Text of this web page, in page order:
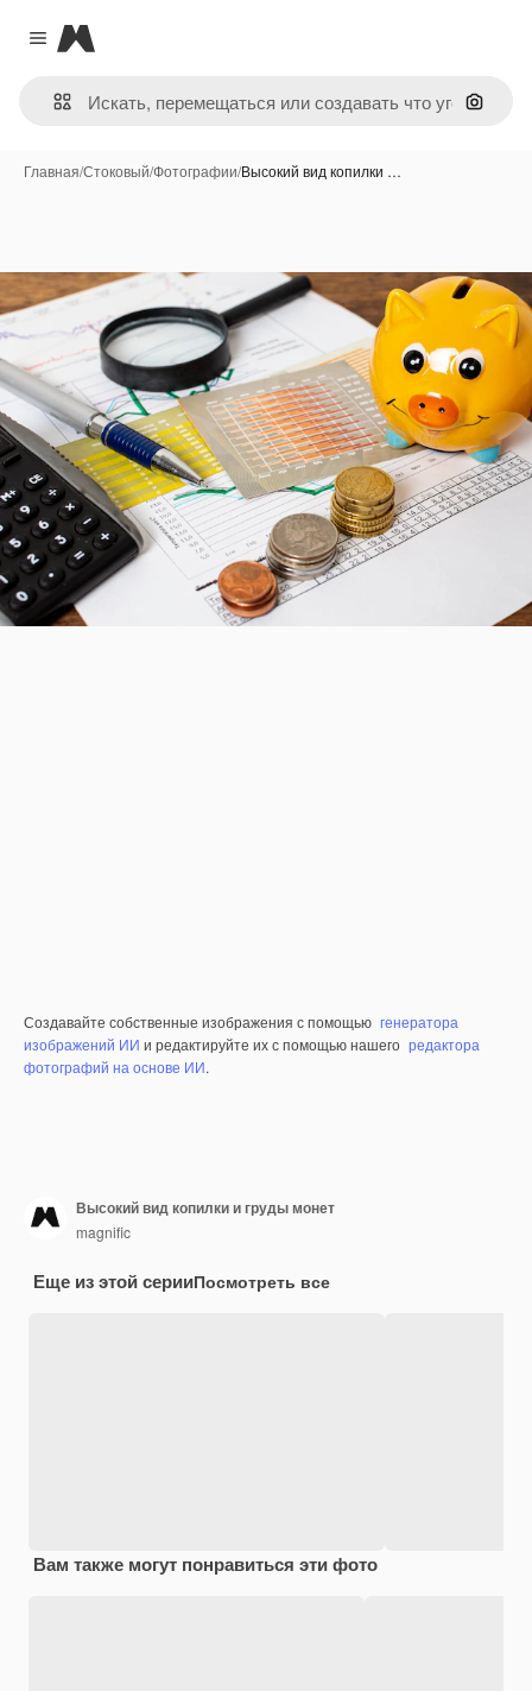
Close menu
Magnific
Поиск
Главная/Стоковый/Фотографии/Высокий вид копилки …
Создавайте собственные изображения с помощью генератора
изображений ИИ и редактируйте их с помощью нашего редактора
фотографий на основе ИИ.
Высокий вид копилки и груды монет
magnific
Еще из этой серииПосмотреть все
Вам также могут понравиться эти фото